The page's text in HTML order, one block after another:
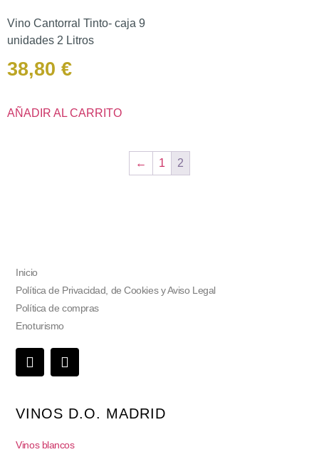
Vino Cantorral Tinto- caja 9
unidades 2 Litros
38,80 €
AÑADIR AL CARRITO
← 1 2
Inicio
Política de Privacidad, de Cookies y Aviso Legal
Política de compras
Enoturismo
VINOS D.O. MADRID
Vinos blancos